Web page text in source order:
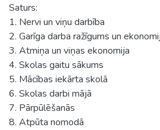
Saturs:
1. Nervi un viņu darbība
2. Garīga darba ražīgums un
3. Atmiņa un viņas ekonomija
4. Skolas gaitu sākums
5. Mācības iekārta skolā
6. Skolas darbi mājā
7. Pārpūlēšanās
8. Atpūta nomodā